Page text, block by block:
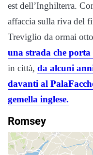
est dell’Inghilterra.
affaccia sulla riva del
Treviglio da ormai
una strada che
in città, da alcuni
davanti al
gemella inglese.